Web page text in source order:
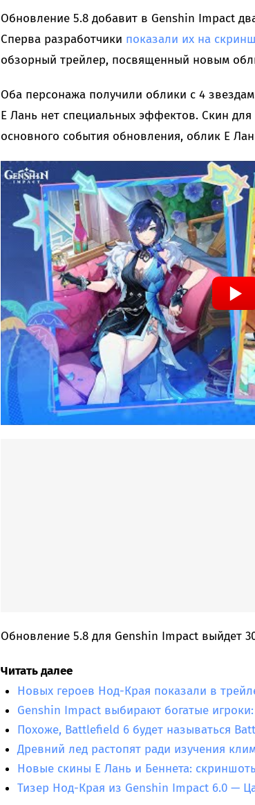
Обновление 5.8 добавит в Genshin Impact
Сперва разработчики показали их на
обзорный трейлер, посвященный новым
Оба персонажа получили облики с 4
Е Лань нет специальных эффектов. Скин для
основного события обновления, облик Е
Обновление 5.8 для Genshin Impact выйдет
Читать далее
Новых героев Нод-Края показали в
Genshin Impact выбирают богатые
Похоже, Battlefield 6 будет называться
Древний лед растопят ради изучения
Новые скины Е Лань и Беннета:
Тизер Нод-Края из Genshin Impact 6.0 —